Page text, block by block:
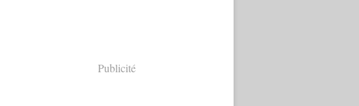
Publicité